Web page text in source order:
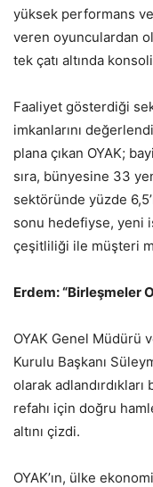
yüksek performans
veren oyunculardan
tek çatı altında
Faaliyet gösterdiği
imkanlarını
plana çıkan OYAK;
sıra, bünyesine 33
sektöründe yüzde
sonu hedefiyse, yeni
çeşitliliği ile müşteri
Erdem: “Birleşmeler
OYAK Genel Müdürü
Kurulu Başkanı
olarak
refahı için doğru
altını çizdi.
OYAK’ın, ülke